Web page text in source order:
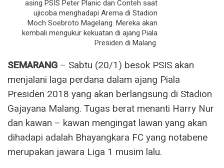
asing PSIS Peter Planic dan Conteh saat
ujicoba menghadapi Arema di Stadion
Moch Soebroto Magelang. Mereka akan
kembali mengukur kekuatan di ajang Piala
Presiden di Malang.
SEMARANG – Sabtu (20/1) besok PSIS akan
menjalani laga perdana dalam ajang Piala
Presiden 2018 yang akan berlangsung di Stadion
Gajayana Malang. Tugas berat menanti Harry Nur
dan kawan – kawan mengingat lawan yang akan
dihadapi adalah Bhayangkara FC yang notabene
merupakan jawara Liga 1 musim lalu.